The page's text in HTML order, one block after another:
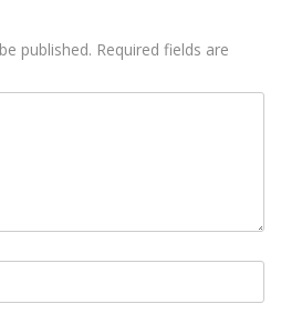
published. Required fields are